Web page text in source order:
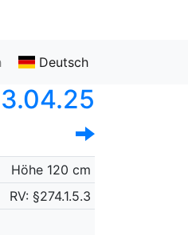
Deutsch
Höhe 120 cm
RV: §274.1.5.3